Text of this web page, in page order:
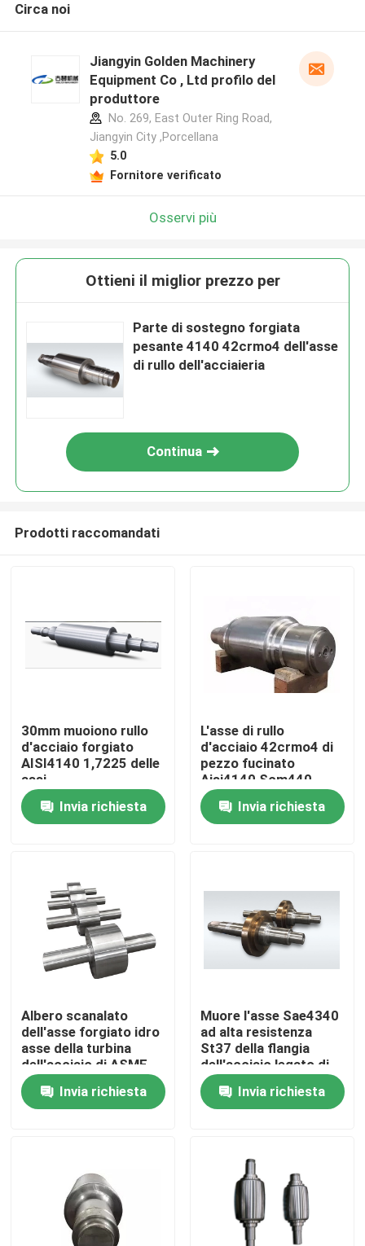
Casa
Chi siamo
Prodotti
Prodotti in acciaio forgiato
Assi d'acciaio forgiate
Anelli d'acciaio forgiati
Maniche forgiate
Spazii in bianco forgiati dell'ingranaggio
Circa noi
Jiangyin Golden Machinery
Equipment Co , Ltd profilo del
produttore
No. 269, East Outer Ring Road,
Jiangyin City ,Porcellana
5.0
Fornitore verificato
Osservi più
Ottieni il miglior prezzo per
Parte di sostegno forgiata
pesante 4140 42crmo4 dell'asse
di rullo dell'acciaieria
Continua
Prodotti raccomandati
30mm muoiono rullo
d'acciaio forgiato
AISI4140 1,7225 delle
assi
Invia richiesta
L'asse di rullo
d'acciaio 42crmo4 di
pezzo fucinato
Aisi4140 Scm440
1,7225 dello stampo
ha forgiato l'asse
d'acciaio della
Invia richiesta
Albero scanalato
dell'asse forgiato idro
asse della turbina
dell'acciaio di ASME
S355jr Q345 St37
Invia richiesta
Muore l'asse Sae4340
ad alta resistenza
St37 della flangia
dell'acciaio legato di
pezzo fucinato
Invia richiesta